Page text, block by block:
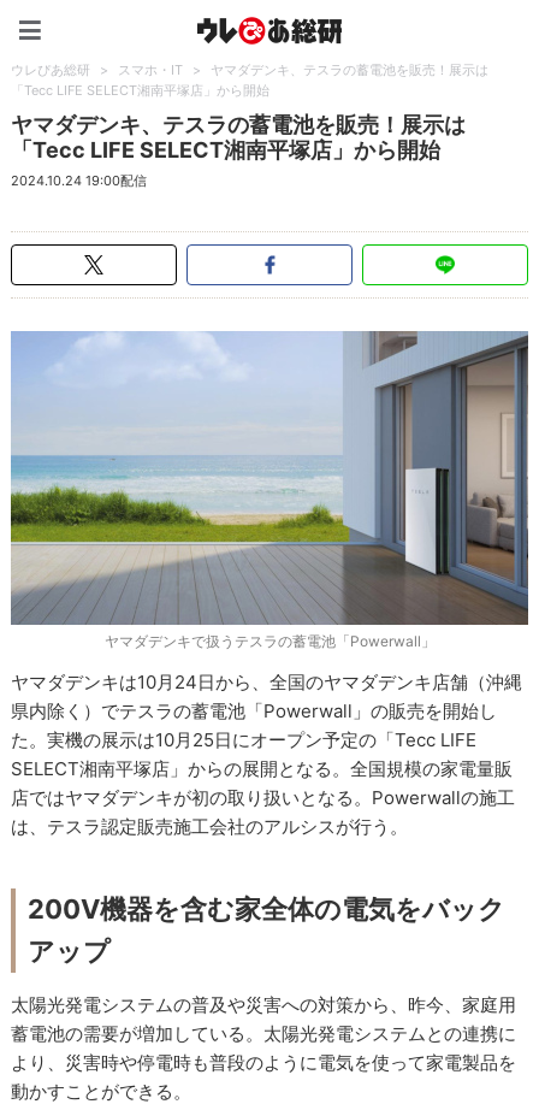
ウレぴあ総研 > スマホ・IT >
ヤマダデンキ、テスラの蓄電池を販売！展示は
「Tecc LIFE SELECT湘南平塚店」から開始
ヤマダデンキ、テスラの蓄電池を販売！展示は
「Tecc LIFE SELECT湘南平塚店」から開始
2024.10.24 19:00配信
ヤマダデンキで扱うテスラの蓄電池「Powerwall」
ヤマダデンキは10月24日から、全国のヤマダデンキ店舗（沖縄
県内除く）でテスラの蓄電池「Powerwall」の販売を開始し
た。実機の展示は10月25日にオープン予定の「Tecc LIFE
SELECT湘南平塚店」からの展開となる。全国規模の家電量販
店ではヤマダデンキが初の取り扱いとなる。Powerwallの施工
は、テスラ認定販売施工会社のアルシスが行う。
200V機器を含む家全体の電気をバック
アップ
太陽光発電システムの普及や災害への対策から、昨今、家庭用
蓄電池の需要が増加している。太陽光発電システムとの連携に
より、災害時や停電時も普段のように電気を使って家電製品を
動かすことができる。